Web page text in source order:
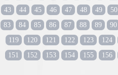
43
44 45 46 47 48 49 50
83
84 85 86 87 88 89 90
119
120 121 122 123 124
151
152 153 154 155 156